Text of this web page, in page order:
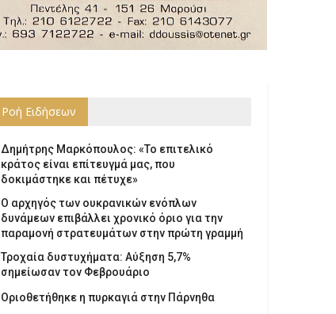
Ροή Ειδήσεων
Δημήτρης Μαρκόπουλος: «Το επιτελικό
κράτος είναι επίτευγμά μας, που
δοκιμάστηκε και πέτυχε»
Ο αρχηγός των ουκρανικών ενόπλων
δυνάμεων επιβάλλει χρονικό όριο για την
παραμονή στρατευμάτων στην πρώτη γραμμή
Τροχαία δυστυχήματα: Αύξηση 5,7%
σημείωσαν τον Φεβρουάριο
Οριοθετήθηκε η πυρκαγιά στην Πάρνηθα